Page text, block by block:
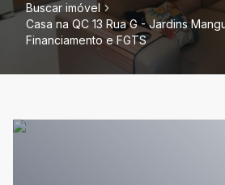
Buscar imóvel
Casa na QC 13 Rua G - Jardins
Financiamento e FGTS